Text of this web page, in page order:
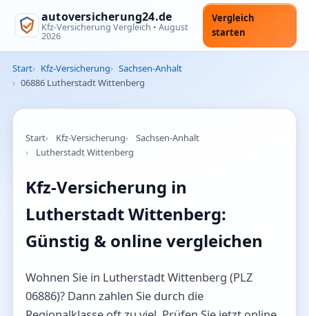
autoversicherung24.de
Kfz-Versicherung Vergleich • August
2026
Vergleich
starten
Start Kfz-Versicherung
Sachsen-Anhalt
06886 Lutherstadt Wittenberg
Start Kfz-Versicherung
Sachsen-Anhalt
Lutherstadt Wittenberg
Kfz-Versicherung in
Lutherstadt Wittenberg:
Günstig & online vergleichen
Wohnen Sie in Lutherstadt Wittenberg (PLZ
06886)? Dann zahlen Sie durch die